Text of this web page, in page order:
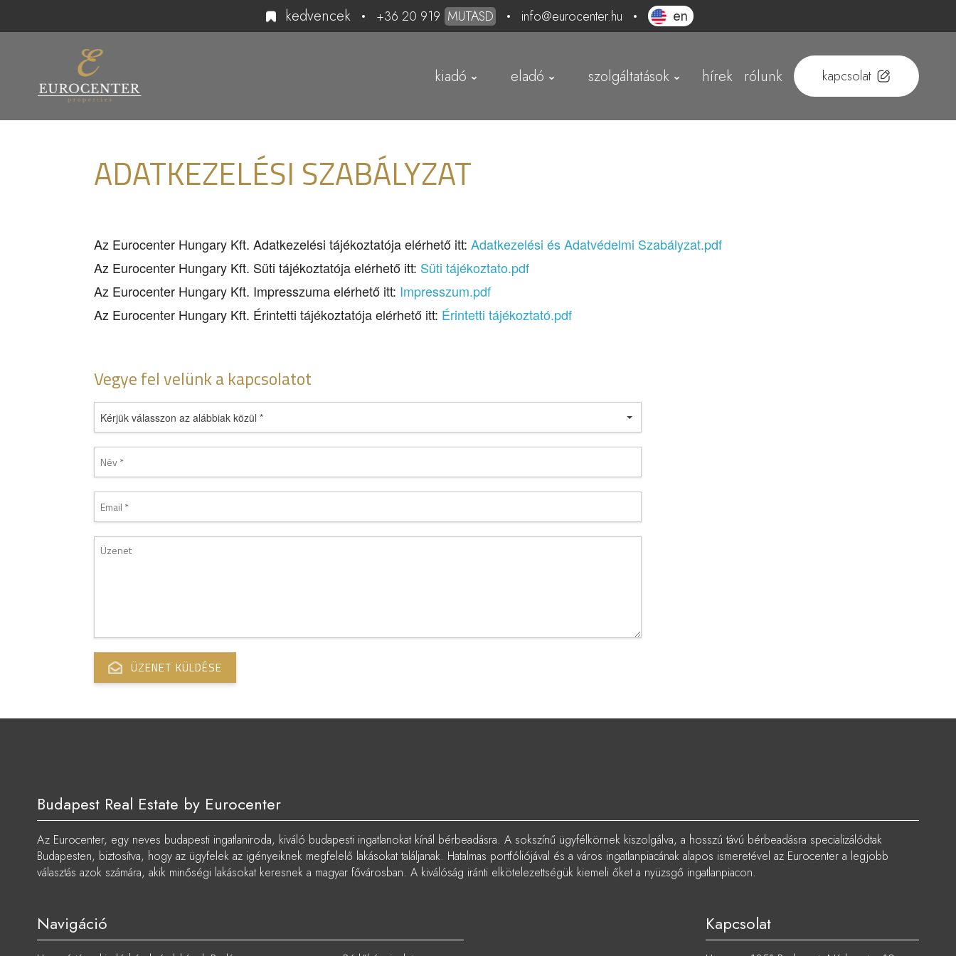
kedvencek +36 20 919 MUTASD info@eurocenter.hu en
kiadó eladó szolgáltatások hírek rólunk kapcsolat
ADATKEZELÉSI SZABÁLYZAT
Az Eurocenter Hungary Kft. Adatkezelési tájékoztatója elérhető itt: Adatkezelési és Adatvédelmi Szabályzat.pdf
Az Eurocenter Hungary Kft. Süti tájékoztatója elérhető itt: Süti tájékoztato.pdf
Az Eurocenter Hungary Kft. Impresszuma elérhető itt: Impresszum.pdf
Az Eurocenter Hungary Kft. Érintetti tájékoztatója elérhető itt: Érintetti tájékoztató.pdf
Vegye fel velünk a kapcsolatot
Kérjük válasszon az alábbiak közül *
Budapest Real Estate by Eurocenter
Az Eurocenter, egy neves budapesti ingatlaniroda, kiváló budapesti ingatlanokat kínál bérbeadásra. A sokszínű ügyfélkörnek kiszolgálva, a hosszú távú bérbeadásra specializálódtak
Budapesten, biztosítva, hogy az ügyfelek az igényeiknek megfelelő lakásokat találjanak. Hatalmas portfóliójával és a város ingatlanpiacának alapos ismeretével az Eurocenter a legjobb
választás azok számára, akik minőségi lakásokat keresnek a magyar fővárosban. A kiválóság iránti elkötelezettségük kiemeli őket a nyüzsgő ingatlanpiacon.
Navigáció Kapcsolat